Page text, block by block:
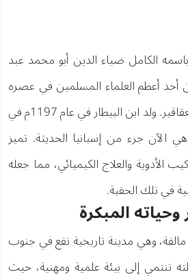
الكامل ضياء الدين أبو محمد عبد
أحد أعظم العلماء المسلمين في عصره
في مجال علوم النبات والعقاقير. ولد ابن البيطار في عام 1197م في
الآن جزء من إسبانيا الحديثة. تميز
الأدوية والعلاج الكيميائي، مما جعله
في تلك الحقبة.
المبكرة
مالقة، وهي مدينة تاريخية تقع في جنوب
تنتمي إلى بيئة علمية ومهنية، حيث